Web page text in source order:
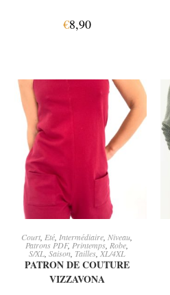
€8,90
AJOUTER AU PANIER
Court Eté Intermédiaire Niveau
Patrons PDF, Printemps Robe
S/XL, Saison, Tailles,XL/4XL
PATRON DE COUTURE
VIZZAVONA